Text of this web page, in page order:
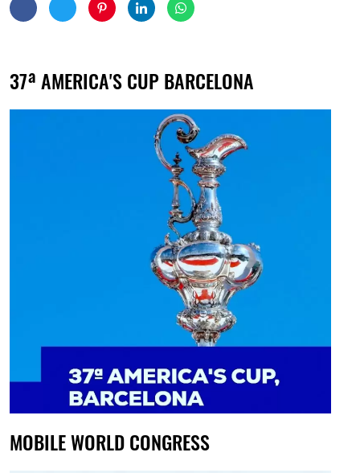
37ª AMERICA'S CUP BARCELONA
MOBILE WORLD CONGRESS